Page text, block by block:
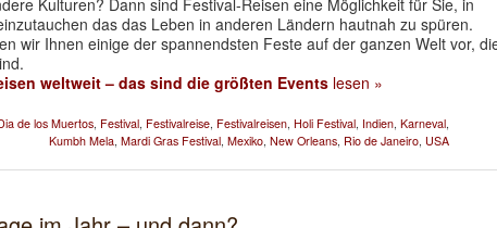
Kulturen? Dann sind Festival-Reisen eine Möglichkeit für Sie, in
das das Leben in anderen Ländern hautnah zu spüren.
wir Ihnen einige der spannendsten Feste auf der ganzen Welt vor,
weltweit – das sind die größten Events lesen »
de los Muertos, Festival, Festivalreise, Festivalreisen, Holi Festival, Indien, Karneval,
Kumbh Mela, Mardi Gras Festival, Mexiko, New Orleans, Rio de Janeiro, USA